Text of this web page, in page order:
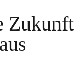
Zukunft